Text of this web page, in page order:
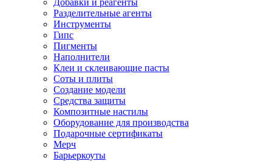
Добавки и реагенты
Разделительные агенты
Инструменты
Гипс
Пигменты
Наполнители
Клеи и склеивающие пасты
Соты и плиты
Создание модели
Средства защиты
Композитные настилы
Оборудование для производства
Подарочные сертификаты
Мерч
Барьеркоуты